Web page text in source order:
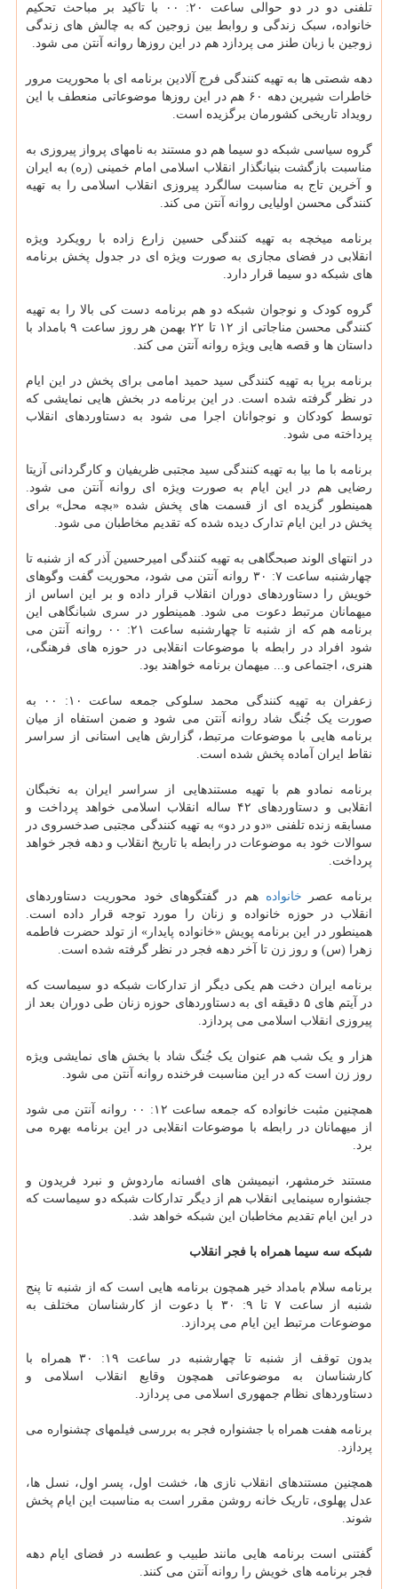
تلفنی دو در دو حوالی ساعت ۲۰: ۰۰ با تاکید بر مباحث تحکیم
خانواده، سبک زندگی و روابط بین زوجین که به چالش های زندگی
زوجین با زبان طنز می پردازد هم در این روزها روانه آنتن می شود.
دهه شصتی ها به تهیه کنندگی فرج آلادین برنامه ای با محوریت مرور
خاطرات شیرین دهه ۶۰ هم در این روزها موضوعاتی منعطف با این
رویداد تاریخی کشورمان برگزیده است.
گروه سیاسی شبکه دو سیما هم دو مستند به نامهای پرواز پیروزی به
مناسبت بازگشت بنیانگذار انقلاب اسلامی امام خمینی (ره) به ایران
و آخرین تاج به مناسبت سالگرد پیروزی انقلاب اسلامی را به تهیه
کنندگی محسن اولیایی روانه آنتن می کند.
برنامه میخچه به تهیه کنندگی حسین زارع زاده با رویکرد ویژه
انقلابی در فضای مجازی به صورت ویژه ای در جدول پخش برنامه
های شبکه دو سیما قرار دارد.
گروه کودک و نوجوان شبکه دو هم برنامه دست کی بالا را به تهیه
کنندگی محسن مناجاتی از ۱۲ تا ۲۲ بهمن هر روز ساعت ۹ بامداد با
داستان ها و قصه هایی ویژه روانه آنتن می کند.
برنامه برپا به تهیه کنندگی سید حمید امامی برای پخش در این ایام
در نظر گرفته شده است. در این برنامه در بخش هایی نمایشی که
توسط کودکان و نوجوانان اجرا می شود به دستاوردهای انقلاب
پرداخته می شود.
برنامه با ما بیا به تهیه کنندگی سید مجتبی ظریفیان و کارگردانی آزیتا
رضایی هم در این ایام به صورت ویژه ای روانه آنتن می شود.
همینطور گزیده ای از قسمت های پخش شده «بچه محل» برای
پخش در این ایام تدارک دیده شده که تقدیم مخاطبان می شود.
در انتهای الوند صبحگاهی به تهیه کنندگی امیرحسین آذر که از شنبه تا
چهارشنبه ساعت ۷: ۳۰ روانه آنتن می شود، محوریت گفت وگوهای
خویش را دستاوردهای دوران انقلاب قرار داده و بر این اساس از
میهمانان مرتبط دعوت می شود. همینطور در سری شبانگاهی این
برنامه هم که از شنبه تا چهارشنبه ساعت ۲۱: ۰۰ روانه آنتن می
شود افراد در رابطه با موضوعات انقلابی در حوزه های فرهنگی،
هنری، اجتماعی و... میهمان برنامه خواهند بود.
زعفران به تهیه کنندگی محمد سلوکی جمعه ساعت ۱۰: ۰۰ به
صورت یک جُنگ شاد روانه آنتن می شود و ضمن استفاه از میان
برنامه هایی با موضوعات مرتبط، گزارش هایی استانی از سراسر
نقاط ایران آماده پخش شده است.
برنامه نمادو هم با تهیه مستندهایی از سراسر ایران به نخبگان
انقلابی و دستاوردهای ۴۲ ساله انقلاب اسلامی خواهد پرداخت و
مسابقه زنده تلفنی «دو در دو» به تهیه کنندگی مجتبی صدخسروی در
سوالات خود به موضوعات در رابطه با تاریخ انقلاب و دهه فجر خواهد
پرداخت.
برنامه عصر خانواده هم در گفتگوهای خود محوریت دستاوردهای
انقلاب در حوزه خانواده و زنان را مورد توجه قرار داده است.
همینطور در این برنامه پویش «خانواده پایدار» از تولد حضرت فاطمه
زهرا (س) و روز زن تا آخر دهه فجر در نظر گرفته شده است.
برنامه ایران دخت هم یکی دیگر از تدارکات شبکه دو سیماست که
در آیتم های ۵ دقیقه ای به دستاوردهای حوزه زنان طی دوران بعد از
پیروزی انقلاب اسلامی می پردازد.
هزار و یک شب هم عنوان یک جُنگ شاد با بخش های نمایشی ویژه
روز زن است که در این مناسبت فرخنده روانه آنتن می شود.
همچنین مثبت خانواده که جمعه ساعت ۱۲: ۰۰ روانه آنتن می شود
از میهمانان در رابطه با موضوعات انقلابی در این برنامه بهره می
برد.
مستند خرمشهر، انیمیشن های افسانه ماردوش و نبرد فریدون و
جشنواره سینمایی انقلاب هم از دیگر تدارکات شبکه دو سیماست که
در این ایام تقدیم مخاطبان این شبکه خواهد شد.
شبکه سه سیما همراه با فجر انقلاب
برنامه سلام بامداد خیر همچون برنامه هایی است که از شنبه تا پنج
شنبه از ساعت ۷ تا ۹: ۳۰ با دعوت از کارشناسان مختلف به
موضوعات مرتبط این ایام می پردازد.
بدون توقف از شنبه تا چهارشنبه در ساعت ۱۹: ۳۰ همراه با
کارشناسان به موضوعاتی همچون وقایع انقلاب اسلامی و
دستاوردهای نظام جمهوری اسلامی می پردازد.
برنامه هفت همراه با جشنواره فجر به بررسی فیلمهای چشنواره می
پردازد.
همچنین مستندهای انقلاب نازی ها، خشت اول، پسر اول، نسل ها،
عدل پهلوی، تاریک خانه روشن مقرر است به مناسبت این ایام پخش
شوند.
گفتنی است برنامه هایی مانند طبیب و عطسه در فضای ایام دهه
فجر برنامه های خویش را روانه آنتن می کنند.